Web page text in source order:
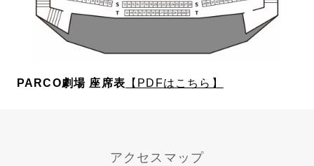
PARCO劇場 座席表 【PDFはこちら】
アクセスマップ